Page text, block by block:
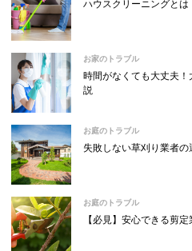
ハウスクリーニングとは
お家のトラブル
時間がなくても大丈夫
説
お庭のトラブル
失敗しない草刈り業者
お庭のトラブル
【必見】安心できる剪